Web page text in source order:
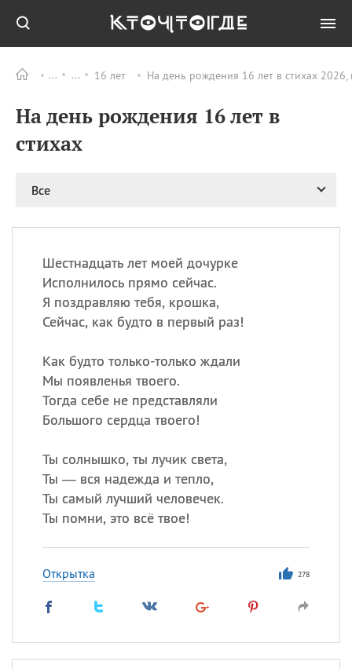
16 лет На день рождения 16 лет в стихах 2026,
На день рождения 16 лет в
стихах
Все
Шестнадцать лет моей дочурке
Исполнилось прямо сейчас.
Я поздравляю тебя, крошка,
Сейчас, как будто в первый раз!
Как будто только-только ждали
Мы появленья твоего.
Тогда себе не представляли
Большого сердца твоего!
Ты солнышко, ты лучик света,
Ты — вся надежда и тепло,
Ты самый лучший человечек.
Ты помни, это всё твое!
Открытка 278
ПРАЗДНИКИ Все
08.08
День «Счастье
случается» (Happiness
великомученика
покровителя всех
врачей и целителя
09.08
День книголюбов (Book
Lovers Day)
ИМЕНА
Сегодня празднуют именины
Александр
Анна
Посмотреть значениеи